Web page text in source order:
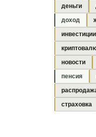
деньги
доход
инвестиции
новости
пенсия
страховка